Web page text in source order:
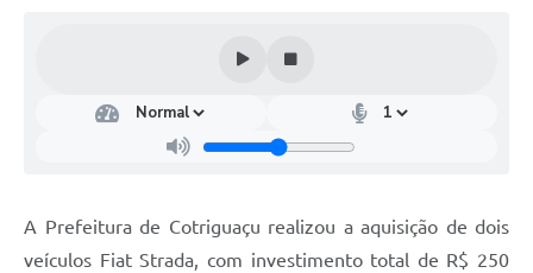
Editais
A Prefeitura de Cotriguaçu realizou a aquisição de dois
veículos Fiat Strada, com investimento total de R$ 250